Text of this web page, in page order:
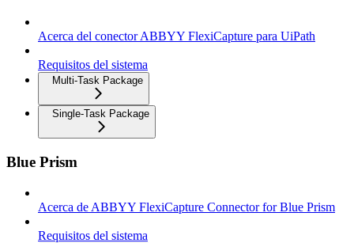
Acerca del conector ABBYY FlexiCapture para UiPath
Requisitos del sistema
Multi-Task Package
Single-Task Package
Blue Prism
Acerca de ABBYY FlexiCapture Connector for Blue Prism
Requisitos del sistema